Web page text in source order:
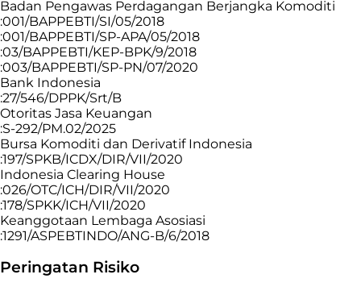
Badan Pengawas Perdagangan Berjangka Komoditi
:001/BAPPEBTI/SI/05/2018
:001/BAPPEBTI/SP-APA/05/2018
:03/BAPPEBTI/KEP-BPK/9/2018
:003/BAPPEBTI/SP-PN/07/2020
Bank Indonesia
:27/546/DPPK/Srt/B
Otoritas Jasa Keuangan
:S-292/PM.02/2025
Bursa Komoditi dan Derivatif Indonesia
:197/SPKB/ICDX/DIR/VII/2020
Indonesia Clearing House
:026/OTC/ICH/DIR/VII/2020
:178/SPKK/ICH/VII/2020
Keanggotaan Lembaga Asosiasi
:1291/ASPEBTINDO/ANG-B/6/2018
Peringatan Risiko